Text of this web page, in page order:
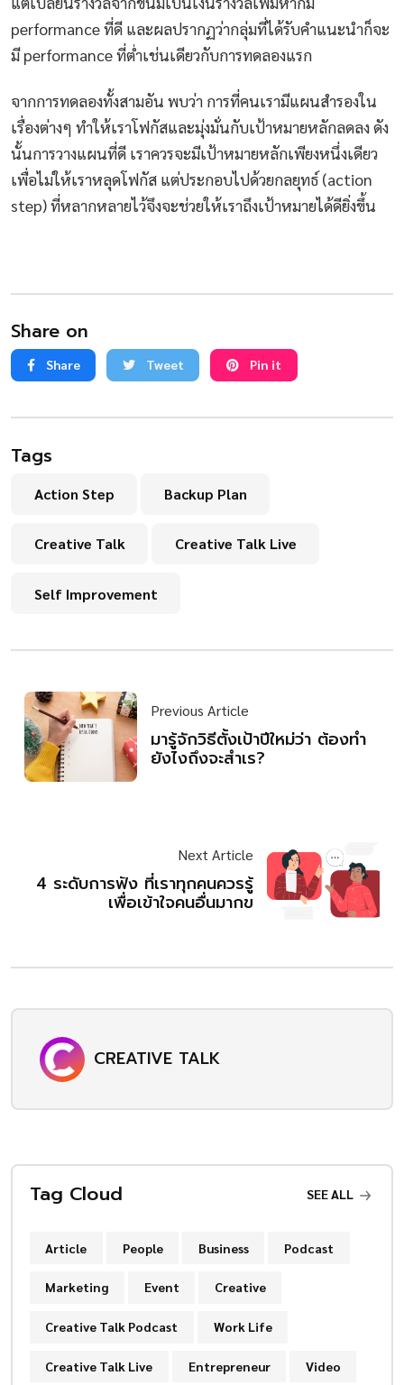
performance ที่ดี และผลปรากฏว่ากลุ่มที่ได้รับคำแนะนำก็จะ
มี performance ที่ต่ำเช่นเดียวกับการทดลองแรก
จากการทดลองทั้งสามอัน พบว่า การที่คนเรามีแผนสำรองใน
เรื่องต่างๆ ทำให้เราโฟกัสและมุ่งมั่นกับเป้าหมายหลักลดลง ดัง
นั้นการวางแผนที่ดี เราควรจะมีเป้าหมายหลักเพียงหนึ่งเดียว
เพื่อไม่ให้เราหลุดโฟกัส แต่ประกอบไปด้วยกลยุทธ์ (action
step) ที่หลากหลายไว้จึงจะช่วยให้เราถึงเป้าหมายได้ดียิ่งขึ้น
Share on
Share Tweet Pin it
Tags
Action Step Backup Plan
Creative Talk Creative Talk Live
Self Improvement
Previous Article
มารู้จักวิธีตั้งเป้าปีใหม่ว่า ต้องทำ
ยังไงถึงจะสำเร?
Next Article
4 ระดับการฟัง ที่เราทุกคนควรรู้
เพื่อเข้าใจคนอื่นมากข
CREATIVE TALK
Tag Cloud SEE ALL
Article People Business Podcast
Marketing Event Creative
Creative Talk Podcast Work Life
Creative Talk Live Entrepreneur Video